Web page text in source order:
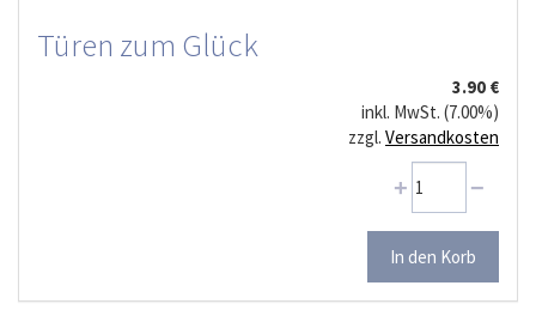
Türen zum Glück
3.90 €
inkl. MwSt. (7.00%)
zzgl. Versandkosten